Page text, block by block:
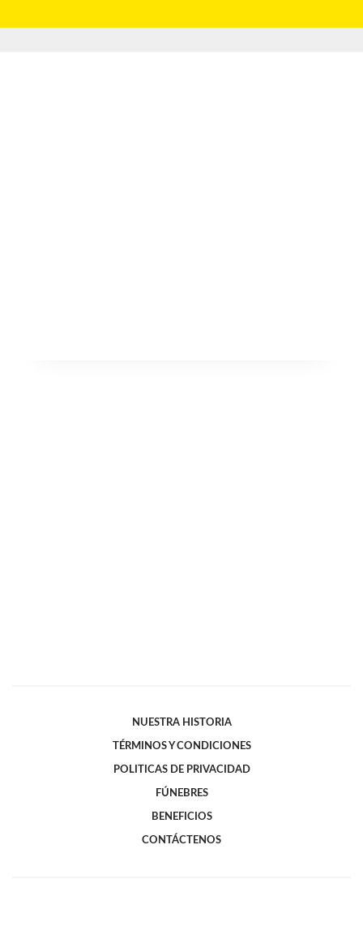
NUESTRA HISTORIA
TÉRMINOS Y CONDICIONES
POLITICAS DE PRIVACIDAD
FÚNEBRES
BENEFICIOS
CONTÁCTENOS